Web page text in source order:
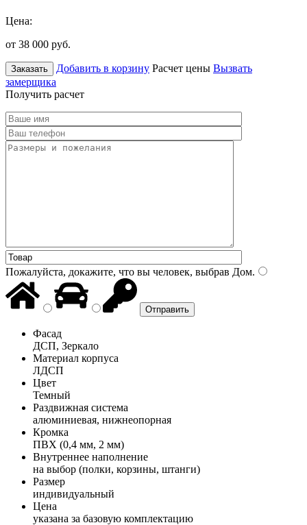
Цена:
от 38 000 руб.
Заказать Добавить в корзину Расчет цены Вызвать
замерщика
Получить расчет
Пожалуйста, докажите, что вы человек, выбрав Дом.
Фасад
ДСП, Зеркало
Материал корпуса
ЛДСП
Цвет
Темный
Раздвижная система
алюминиевая, нижнеопорная
Кромка
ПВХ (0,4 мм, 2 мм)
Внутреннее наполнение
на выбор (полки, корзины, штанги)
Размер
индивидуальный
Цена
указана за базовую комплектацию